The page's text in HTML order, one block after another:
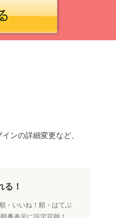
ンの詳細変更など、
る！
・いいね！順・はてぶ